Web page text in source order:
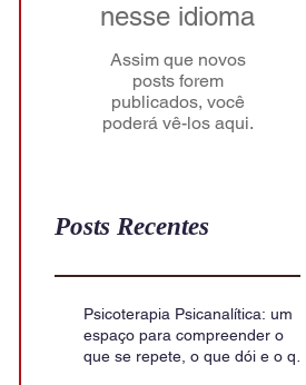
nesse idioma
Assim que novos
posts forem
publicados, você
poderá vê-los aqui.
Posts Recentes
Psicoterapia Psicanalítica: um
espaço para compreender o
que se repete, o que dói e o que